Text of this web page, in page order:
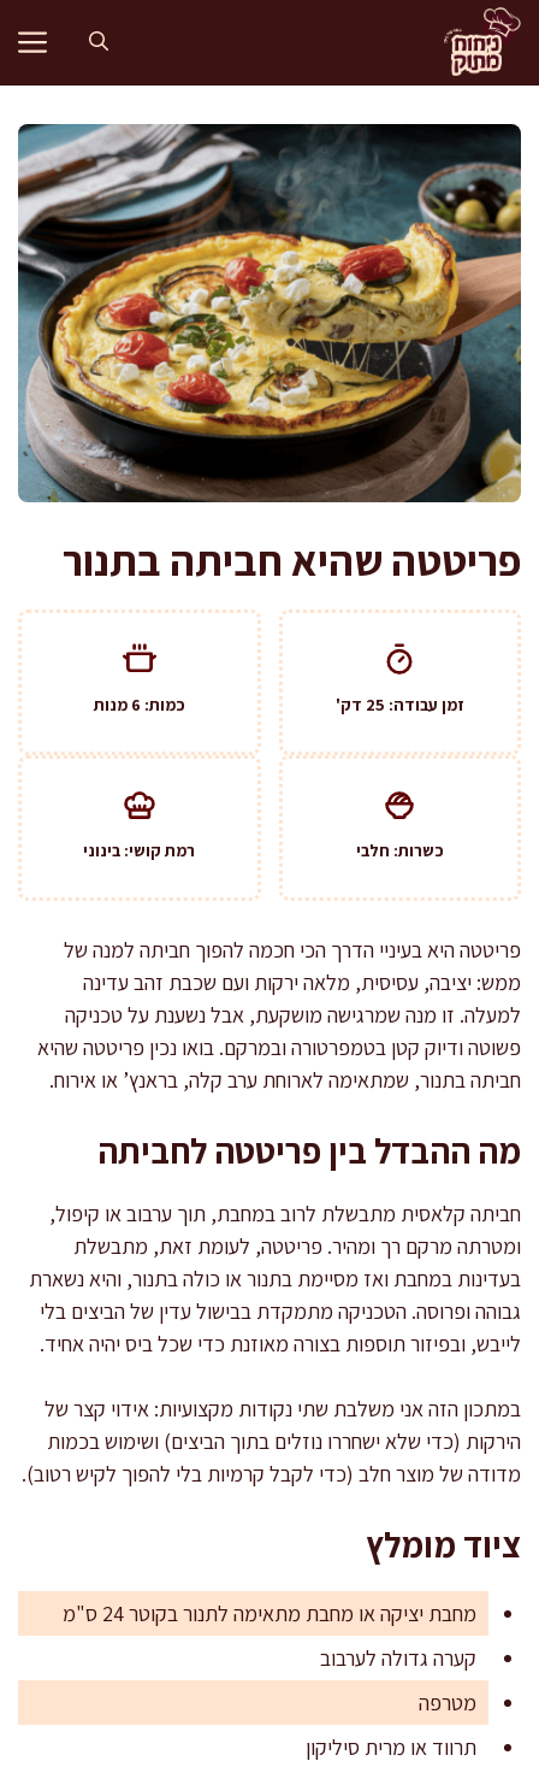
לדלג
לתוכן
פריטטה שהיא חביתה בתנור
זמן עבודה: 25 דק' כמות: 6 מנות
כשרות: חלבי רמת קושי: בינוני
פריטטה היא בעיניי הדרך הכי חכמה להפוך חביתה למנה של
ממש: יציבה, עסיסית, מלאה ירקות ועם שכבת זהב עדינה
למעלה. זו מנה שמרגישה מושקעת, אבל נשענת על טכניקה
פשוטה ודיוק קטן בטמפרטורה ובמרקם. בואו נכין פריטטה שהיא
חביתה בתנור, שמתאימה לארוחת ערב קלה, בראנץ’ או אירוח.
מה ההבדל בין פריטטה לחביתה
חביתה קלאסית מתבשלת לרוב במחבת, תוך ערבוב או קיפול,
ומטרתה מרקם רך ומהיר. פריטטה, לעומת זאת, מתבשלת
בעדינות במחבת ואז מסיימת בתנור או כולה בתנור, והיא נשארת
גבוהה ופרוסה. הטכניקה מתמקדת בבישול עדין של הביצים בלי
לייבש, ובפיזור תוספות בצורה מאוזנת כדי שכל ביס יהיה אחיד.
במתכון הזה אני משלבת שתי נקודות מקצועיות: אידוי קצר של
הירקות (כדי שלא ישחררו נוזלים בתוך הביצים) ושימוש בכמות
מדודה של מוצר חלב (כדי לקבל קרמיות בלי להפוך לקיש רטוב).
ציוד מומלץ
מחבת יציקה או מחבת מתאימה לתנור בקוטר 24 ס"מ
קערה גדולה לערבוב
מטרפה
תרווד או מרית סיליקון